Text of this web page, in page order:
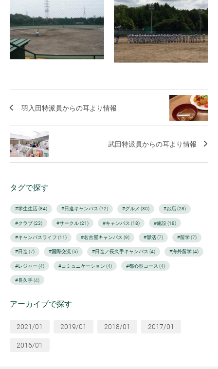
羽入田特派員からの耳より情報
武田特派員からの耳より情報
タグで探す
#学生生活 (84) #日進キャンパス (72) #グルメ (30) #お店 (28)
#クラブ (23) #サークル (21) #キャンパス (18) #施設 (18)
#キャンパスライフ (11) #名古屋キャンパス (9) #部活 (7) #留学 (7)
#日進 (7) #国際交流 (5) #日進／長久手キャンパス (4) #海外留学 (4)
#レジャー (4) #コミュニケーション (4) #都心型コース (4)
#長久手 (4)
アーカイブで探す
2021/01 2019/01 2018/01 2017/01
2016/01